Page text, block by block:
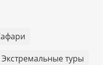
туры